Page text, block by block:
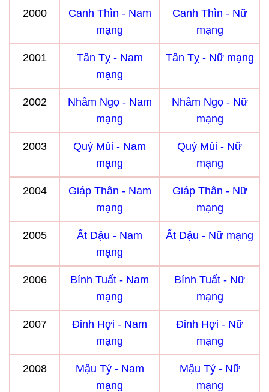
2000
Canh Thìn - Nam
mạng
Canh Thìn - Nữ
mạng
2001
Tân Tỵ - Nam
mạng
Tân Tỵ - Nữ mạng
2002
Nhâm Ngọ - Nam
mạng
Nhâm Ngọ - Nữ
mạng
2003
Quý Mùi - Nam
mạng
Quý Mùi - Nữ
mạng
2004
Giáp Thân - Nam
mạng
Giáp Thân - Nữ
mạng
2005
Ất Dậu - Nam
mạng
Ất Dậu - Nữ mạng
2006
Bính Tuất - Nam
mạng
Bính Tuất - Nữ
mạng
2007
Đinh Hợi - Nam
mạng
Đinh Hợi - Nữ
mạng
2008
Mậu Tý - Nam
mạng
Mậu Tý - Nữ
mạng